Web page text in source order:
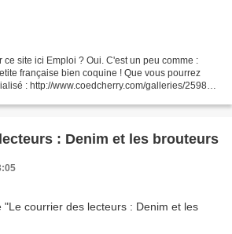
ce site ici Emploi ? Oui. C'est un peu comme :
française bien coquine ! Que vous pourrez
: http://www.coedcherry.com/galleries/25982
: Denim et les brouteurs